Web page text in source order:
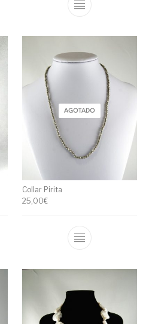
AGOTADO
Collar Pirita
25,00€